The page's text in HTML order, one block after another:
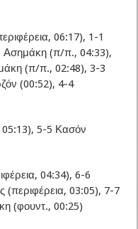
06:17), 1-1
Ασημάκη (π/π., 04:33),
(π/π., 02:48), 3-3
(00:52), 4-4
5-5 Κασόν
04:34), 6-6
(περιφέρεια, 03:05), 7-7
(φουντ., 00:25)